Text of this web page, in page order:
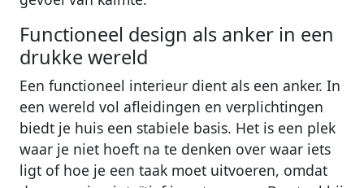
Functioneel design als anker in een
drukke wereld
Een functioneel interieur dient als een anker. In
een wereld vol afleidingen en verplichtingen
biedt je huis een stabiele basis. Het is een plek
waar je niet hoeft na te denken over waar iets
ligt of hoe je een taak moet uitvoeren, omdat